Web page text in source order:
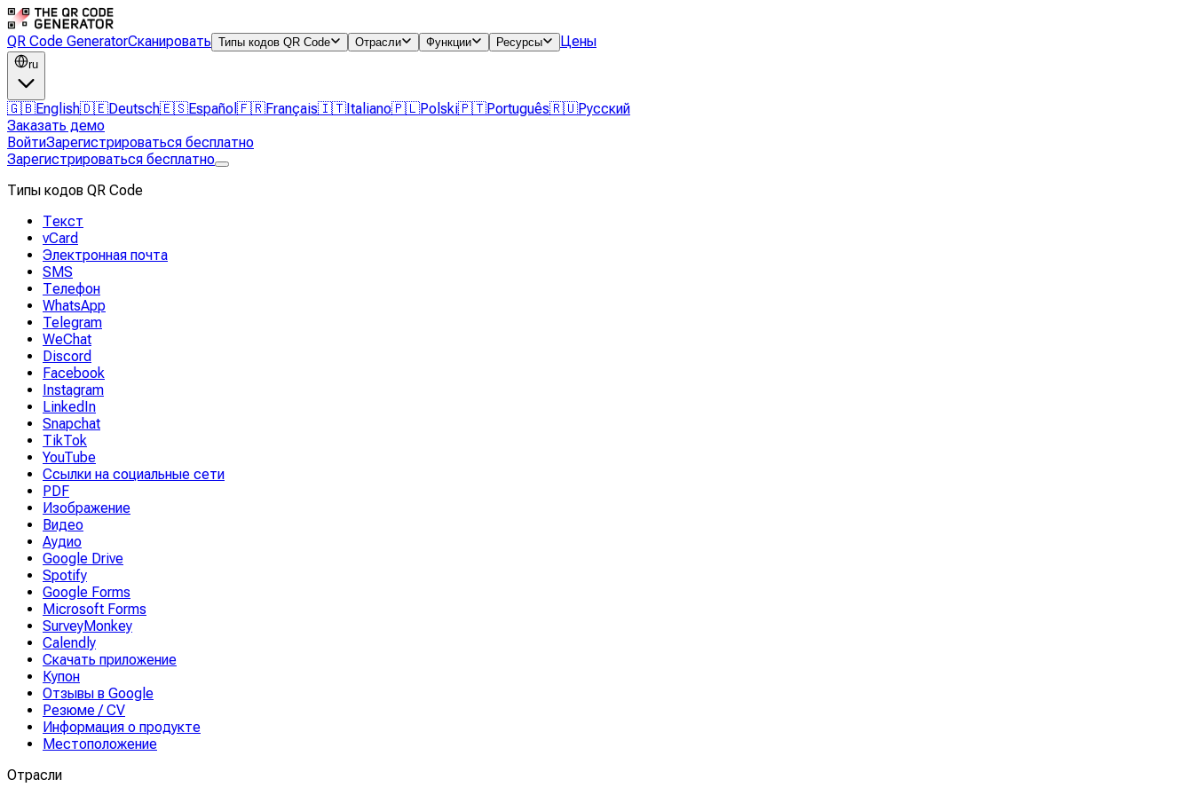
QR Code GeneratorСканировать Типы кодов QR Code Отрасли Функции Ресурсы Цены
ru
🇬🇧English🇩🇪Deutsch🇪🇸Español 🇫🇷Français🇮🇹Italiano🇵🇱Polski🇵🇹Português🇷🇺Русский
Заказать демо
ВойтиЗарегистрироваться бесплатно
Зарегистрироваться бесплатно
Типы кодов QR Code
Текст
vCard
Электронная почта
SMS
Телефон
WhatsApp
Telegram
WeChat
Discord
Facebook
Instagram
LinkedIn
Snapchat
TikTok
YouTube
Ссылки на социальные сети
PDF
Изображение
Видео
Аудио
Google Drive
Spotify
Google Forms
Microsoft Forms
SurveyMonkey
Calendly
Скачать приложение
Купон
Отзывы в Google
Резюме / CV
Информация о продукте
Местоположение
Отрасли